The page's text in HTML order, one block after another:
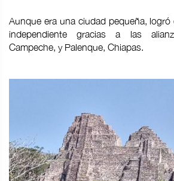
Aunque era una ciudad pequeña,
independiente gracias a las
Campeche, y Palenque, Chiapas.